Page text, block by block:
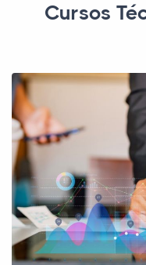
Cursos